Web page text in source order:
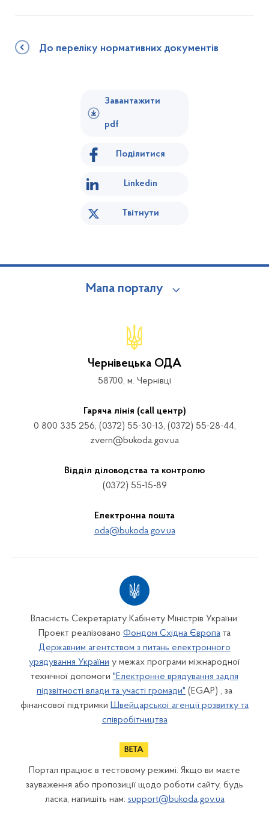
До переліку нормативних документів
Завантажити
pdf
Поділитися
Linkedin
Твітнути
Мапа порталу
Чернівецька ОДА
58700, м. Чернівці
Гаряча лінія (call центр)
0 800 335 256, (0372) 55-30-13, (0372) 55-28-44,
zvern@bukoda.gov.ua
Відділ діловодства та контролю
(0372) 55-15-89
Електронна пошта
oda@bukoda.gov.ua
Власність Секретаріату Кабінету Міністрів України.
Проект реалізовано Фондом Східна Європа та
Державним агентством з питань електронного
урядування України у межах програми міжнародної
технічної допомоги "Електронне врядування задля
підзвітності влади та участі громади" (EGAP) , за
фінансової підтримки Швейцарської агенції розвитку та
співробітництва
Портал працює в тестовому режимі. Якщо ви маєте
зауваження або пропозиції щодо роботи сайту, будь
ласка, напишіть нам: support@bukoda.gov.ua